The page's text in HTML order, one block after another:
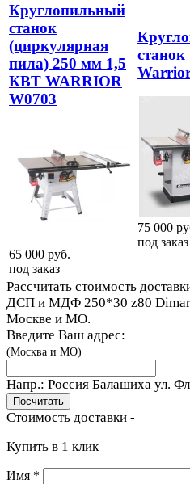
Круглопильный
станок
(циркулярная
пила) 250 мм 1,5
КВТ WARRIOR
W0703
65 000 руб.
под заказ
75 000
под заказ
Рассчитать стоимость
ДСП и МДФ 250*30 z80 Dimar
Москве и МО.
Введите Ваш адрес:
(Москва и МО)
Напр.: Россия Балашиха ул.
Стоимость доставки -
Купить в 1 клик
Имя *